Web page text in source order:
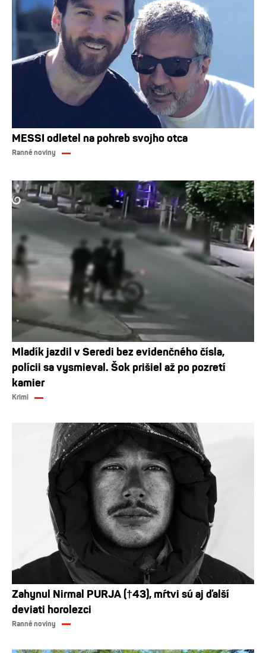
MESSI odletel na pohreb svojho otca
Ranné noviny
Mladík jazdil v Seredi bez evidenčného čísla,
polícii sa vysmieval. Šok prišiel až po pozretí
kamier
Krimi
Zahynul Nirmal PURJA (†43), mŕtvi sú aj ďalší
deviati horolezci
Ranné noviny